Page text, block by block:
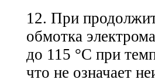
12. При
обмотка
до 115 °С при
что не означает